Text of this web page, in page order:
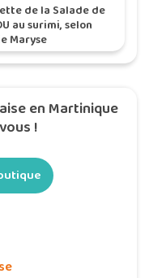
de la Salade de
au surimi, selon
Maryse
en Martinique
!